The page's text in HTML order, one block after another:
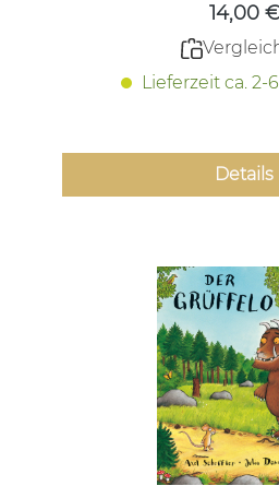
14,00 €
Lieferzeit ca. 2-
Details